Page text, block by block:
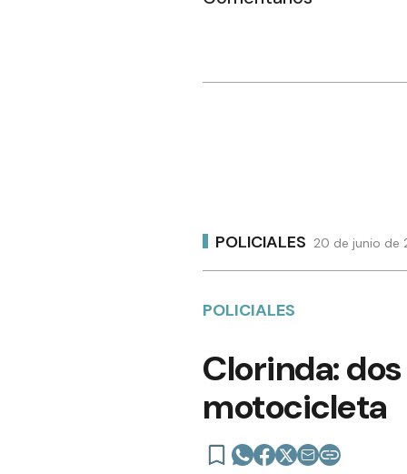
POLICIALES 20 de junio de
POLICIALES
Clorinda:
motocicleta